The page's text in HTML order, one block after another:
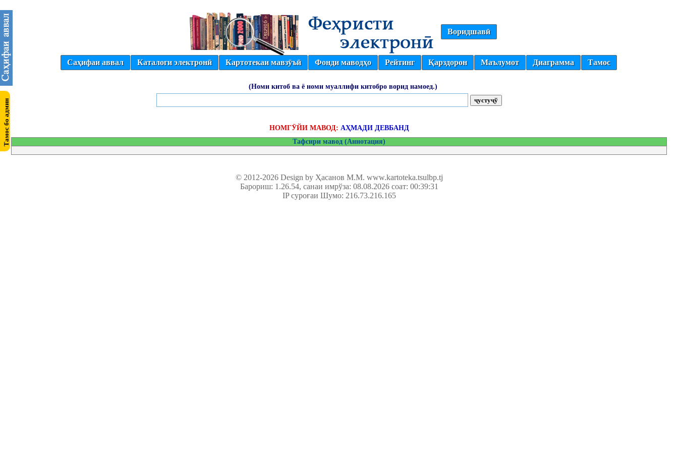
Воридшавӣ
Саҳифаи аввал Каталоги электронӣ Картотекаи мавзӯъӣ Фонди маводҳо Рейтинг Қарздорон Маълумот Диаграмма Тамос
(Номи китоб ва ё номи муаллифи китобро ворид намоед.)
НОМГӮЙИ МАВОД: АҲМАДИ ДЕВБАНД
Тафсири мавод (Аннотация)
© 2012-2026 Design by Ҳасанов М.М. www.kartoteka.tsulbp.tj
Барориш: 1.26.54, санаи имрўза: 08.08.2026 соат: 00:39:31
IP суроғаи Шумо: 216.73.216.165